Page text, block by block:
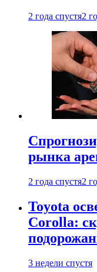
2 года спустя2
рынка
2 года спустя2
Toyota
Corolla:
3 недели спустя